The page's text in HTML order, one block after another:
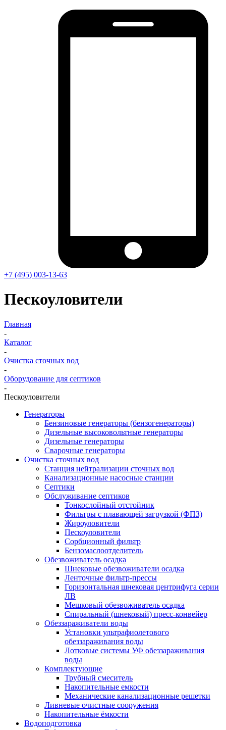
+7 (495) 003-13-63
Пескоуловители
Главная
-
Каталог
-
Очистка сточных вод
-
Оборудование для септиков
-
Пескоуловители
Генераторы
Бензиновые генераторы (бензогенераторы)
Дизельные высоковольтные генераторы
Дизельные генераторы
Сварочные генераторы
Очистка сточных вод
Станция нейтрализации сточных вод
Канализационные насосные станции
Септики
Обслуживание септиков
Тонкослойный отстойник
Фильтры с плавающей загрузкой (ФПЗ)
Жироуловители
Пескоуловители
Сорбционный фильтр
Бензомаслоотделитель
Обезвоживатель осадка
Шнековые обезвоживатели осадка
Ленточные фильтр-прессы
Горизонтальная шнековая центрифуга серии
ЛВ
Мешковый обезвоживатель осадка
Спиральный (шнековый) пресс-конвейер
Обеззараживатели воды
Установки ультрафиолетового
обеззараживания воды
Лотковые системы УФ обеззараживания
воды
Комплектующие
Трубный смеситель
Накопительные емкости
Механические канализационные решетки
Ливневые очистные сооружения
Накопительные ёмкости
Водоподготовка